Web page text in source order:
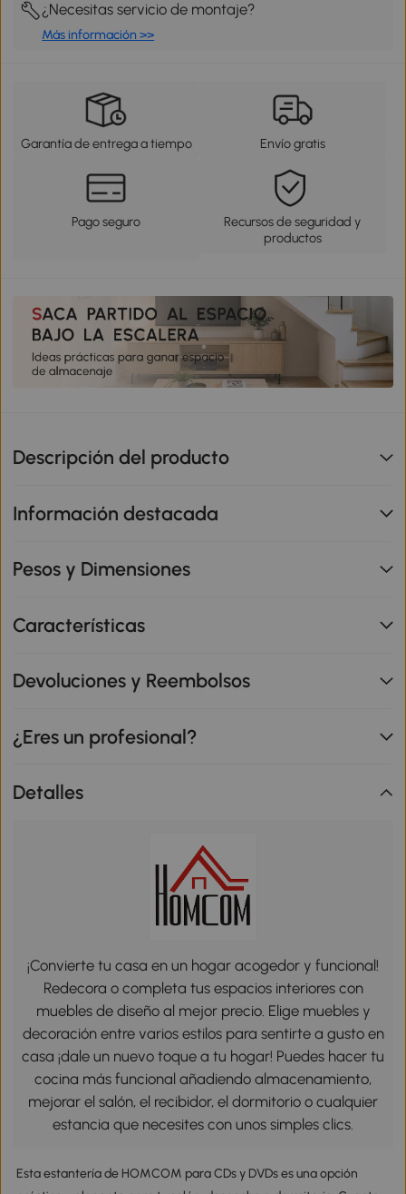
¿Necesitas servicio de montaje?
Más información >>
Garantía de entrega a tiempo Envío gratis
Pago seguro
Recursos de seguridad y
productos
Descripción del producto
Información destacada
Pesos y Dimensiones
Características
Devoluciones y Reembolsos
¿Eres un profesional?
Detalles
¡Convierte tu casa en un hogar acogedor y funcional!
Redecora o completa tus espacios interiores con
muebles de diseño al mejor precio. Elige muebles y
decoración entre varios estilos para sentirte a gusto en
casa ¡dale un nuevo toque a tu hogar! Puedes hacer tu
cocina más funcional añadiendo almacenamiento,
mejorar el salón, el recibidor, el dormitorio o cualquier
estancia que necesites con unos simples clics.
Esta estantería de HOMCOM para CDs y DVDs es una opción